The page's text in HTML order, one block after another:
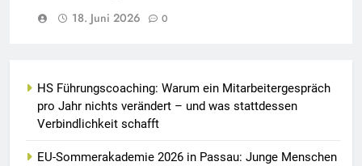
18. Juni 2026
0
HS Führungscoaching: Warum ein Mitarbeitergespräch
pro Jahr nichts verändert – und was stattdessen
Verbindlichkeit schafft
EU-Sommerakademie 2026 in Passau: Junge Menschen